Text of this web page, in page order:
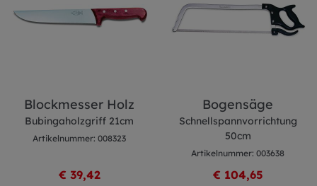
Blockmesser Holz
Bubingaholzgriff 21cm
Artikelnummer: 008323
€ 39,42
Bogensäge
Schnellspannvorrichtung
50cm
Artikelnummer: 003638
€ 104,65